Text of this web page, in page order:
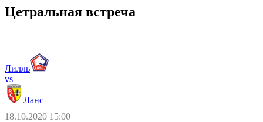
Цетральная встреча
Лилль
vs
Ланс
18.10.2020 15:00